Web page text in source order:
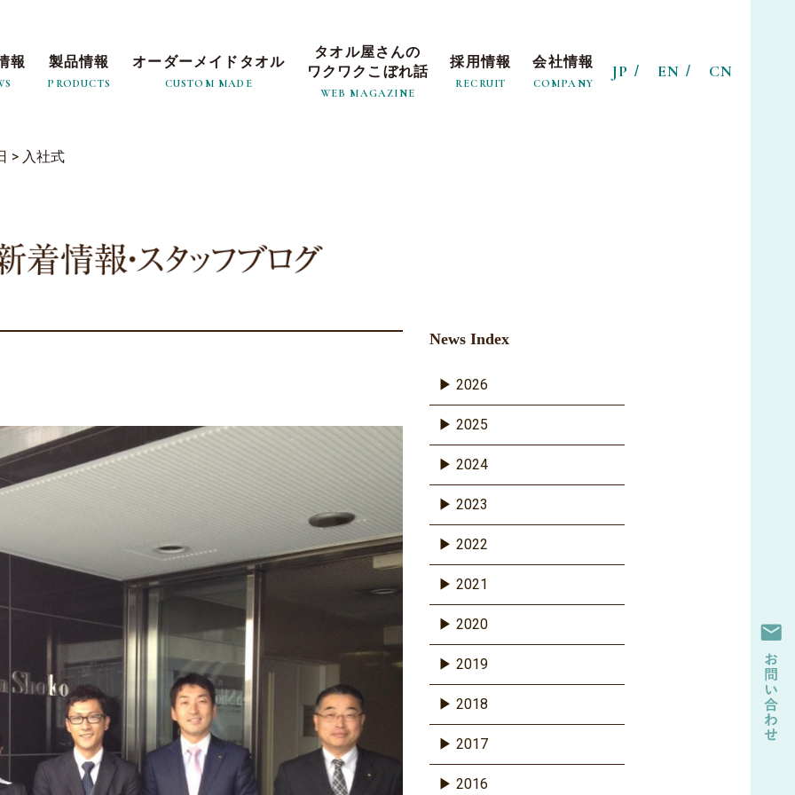
報 製品情報
PRODUCTS
オーダーメイドタオル
CUSTOM MADE
タオル屋さんの
ワクワクこぼれ話
WEB MAGAZINE
採用情報
RECRUIT
会社情報
COMPANY
JP EN CN
> 入社式
News Index
2026
2025
2024
2023
2022
2021
2020
2019
2018
2017
2016